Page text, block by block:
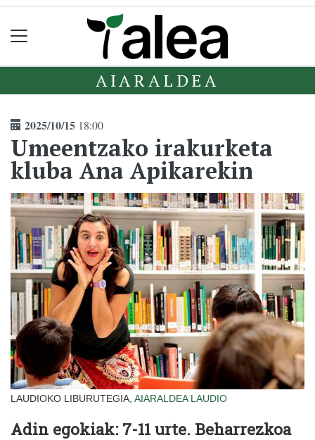
AIARALDEA
2025/10/15 18:00
Umeentzako irakurketa
kluba Ana Apikarekin
LAUDIOKO LIBURUTEGIA, AIARALDEA LAUDIO
Adin egokiak: 7-11 urte. Beharrezkoa